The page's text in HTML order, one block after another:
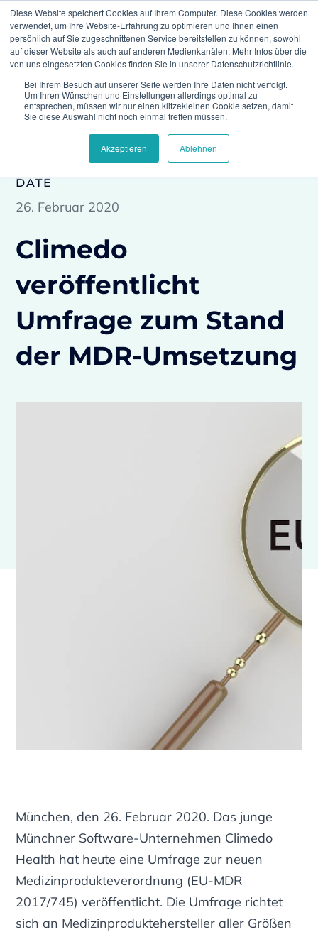
Diese Website speichert Cookies auf Ihrem Computer. Diese Cookies werden
verwendet, um Ihre Website-Erfahrung zu optimieren und Ihnen einen
persönlich auf Sie zugeschnittenen Service bereitstellen zu können, sowohl
auf dieser Website als auch auf anderen Medienkanälen. Mehr Infos über die
von uns eingesetzten Cookies finden Sie in unserer Datenschutzrichtlinie.
Bei Ihrem Besuch auf unserer Seite werden Ihre Daten nicht verfolgt.
Um Ihren Wünschen und Einstellungen allerdings optimal zu
entsprechen, müssen wir nur einen klitzekleinen Cookie setzen, damit
Sie diese Auswahl nicht noch einmal treffen müssen.
Akzeptieren Ablehnen
Climedo Press
Climedo veröffentlicht Umfrage
zum Stand der MDR-Umsetzung
Climedo
veröffentlicht
Umfrage zum Stand
der MDR-Umsetzung
DATE
26. Februar 2020
München, den 26. Februar 2020. Das junge
Münchner Software-Unternehmen Climedo
Health hat heute eine Umfrage zur neuen
Medizinprodukteverordnung (EU-MDR
2017/745) veröffentlicht. Die Umfrage richtet
sich an Medizinproduktehersteller aller Größen